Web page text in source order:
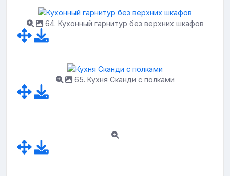
64. Кухонный гарнитур без верхних шкафов
65. Кухня Сканди с полками